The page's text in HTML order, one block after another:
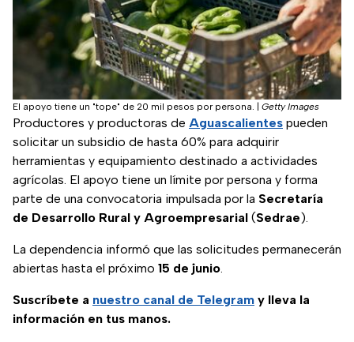
El apoyo tiene un "tope" de 20 mil pesos por persona. Getty Images
Productores y productoras de Aguascalientes pueden
solicitar un subsidio de hasta 60% para adquirir
herramientas y equipamiento destinado a actividades
agrícolas. El apoyo tiene un límite por persona y forma
parte de una convocatoria impulsada por la Secretaría
de Desarrollo Rural y Agroempresarial (Sedrae).
La dependencia informó que las solicitudes permanecerán
abiertas hasta el próximo 15 de junio.
Suscríbete a nuestro canal de Telegram y lleva la
información en tus manos.